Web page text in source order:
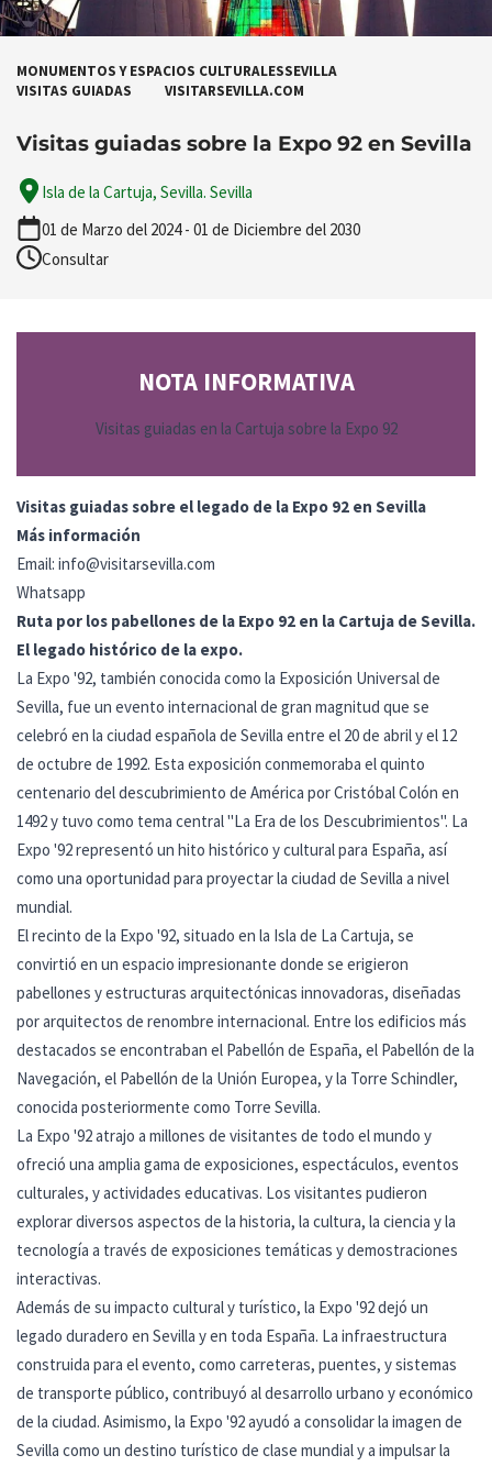
MONUMENTOS Y ESPACIOS CULTURALESSEVILLA
VISITAS GUIADAS
VISITARSEVILLA.COM
Visitas guiadas sobre la Expo 92 en Sevilla
Isla de la Cartuja, Sevilla. Sevilla
01 de Marzo del 2024 - 01 de Diciembre del 2030
Consultar
NOTA INFORMATIVA
Visitas guiadas en la Cartuja sobre la Expo 92
Visitas guiadas sobre el legado de la Expo 92 en Sevilla
Más información
Email: info@visitarsevilla.com
Whatsapp
Ruta por los pabellones de la Expo 92 en la Cartuja de Sevilla.
El legado histórico de la expo.
La Expo '92, también conocida como la Exposición Universal de
Sevilla, fue un evento internacional de gran magnitud que se
celebró en la ciudad española de Sevilla entre el 20 de abril y el 12
de octubre de 1992. Esta exposición conmemoraba el quinto
centenario del descubrimiento de América por Cristóbal Colón en
1492 y tuvo como tema central "La Era de los Descubrimientos". La
Expo '92 representó un hito histórico y cultural para España, así
como una oportunidad para proyectar la ciudad de Sevilla a nivel
mundial.
El recinto de la Expo '92, situado en la Isla de La Cartuja, se
convirtió en un espacio impresionante donde se erigieron
pabellones y estructuras arquitectónicas innovadoras, diseñadas
por arquitectos de renombre internacional. Entre los edificios más
destacados se encontraban el Pabellón de España, el Pabellón de la
Navegación, el Pabellón de la Unión Europea, y la Torre Schindler,
conocida posteriormente como Torre Sevilla.
La Expo '92 atrajo a millones de visitantes de todo el mundo y
ofreció una amplia gama de exposiciones, espectáculos, eventos
culturales, y actividades educativas. Los visitantes pudieron
explorar diversos aspectos de la historia, la cultura, la ciencia y la
tecnología a través de exposiciones temáticas y demostraciones
interactivas.
Además de su impacto cultural y turístico, la Expo '92 dejó un
legado duradero en Sevilla y en toda España. La infraestructura
construida para el evento, como carreteras, puentes, y sistemas
de transporte público, contribuyó al desarrollo urbano y económico
de la ciudad. Asimismo, la Expo '92 ayudó a consolidar la imagen de
Sevilla como un destino turístico de clase mundial y a impulsar la